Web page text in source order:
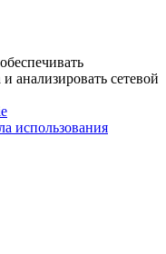
анализировать сетевой
использования